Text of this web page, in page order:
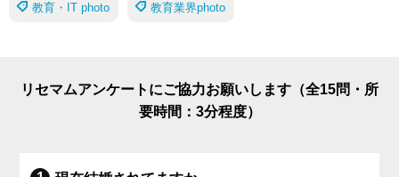
教育・IT photo 教育業界photo
リセマムアンケートにご協力お願いします（全15問・所
要時間：3分程度）